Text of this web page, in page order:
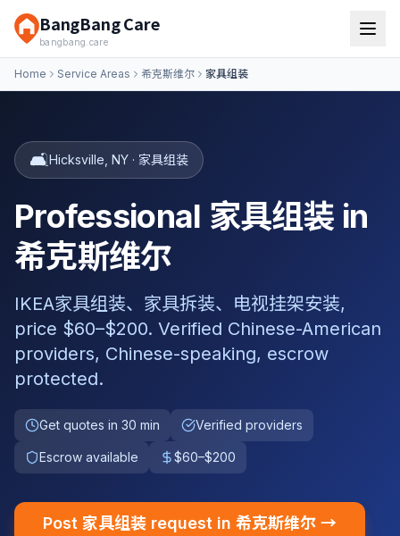
BangBang Care
bangbang.care
Home Service Areas 希克斯维尔 家具组装
🛋️Hicksville NY · 家具组装
Professional 家具组装 in
希克斯维尔
IKEA家具组装、家具拆装、电视挂架安装,
price $60–$200. Verified Chinese-American
providers, Chinese-speaking, escrow
protected.
Get quotes in 30 min Verified providers
Escrow available $60–$200
Post 家具组装 request in 希克斯维尔 →